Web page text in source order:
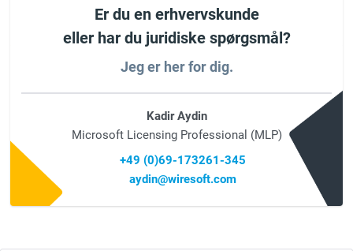
Er du en erhvervskunde
eller har du juridiske spørgsmål?
Jeg er her for dig.
Kadir Aydin
Microsoft Licensing Professional (MLP)
+49 (0)69-173261-345
aydin@wiresoft.com